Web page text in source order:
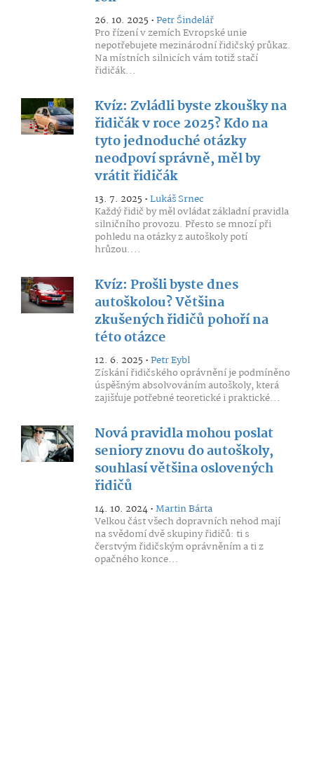
26. 10. 2025 •Petr Šindelář
Pro řízení v zemích Evropské unie
nepotřebujete mezinárodní řidičský průkaz.
Na místních silnicích vám totiž stačí
řidičák...
Kvíz: Zvládli byste zkoušky na
řidičák v roce 2025? Kdo na
tyto jednoduché otázky
neodpoví správně, měl by
vrátit řidičák
13. 7. 2025 •Lukáš Srnec
Každý řidič by měl ovládat základní pravidla
silničního provozu. Přesto se mnozí při
pohledu na otázky z autoškoly potí
hrůzou....
Kvíz: Prošli byste dnes
autoškolou? Většina
zkušených řidičů pohoří na
této otázce
12. 6. 2025 •Petr Eybl
Získání řidičského oprávnění je podmíněno
úspěšným absolvováním autoškoly, která
zajišťuje potřebné teoretické i praktické...
Nová pravidla mohou poslat
seniory znovu do autoškoly,
souhlasí většina oslovených
řidičů
14. 10. 2024 •Martin Bárta
Velkou část všech dopravních nehod mají
na svědomí dvě skupiny řidičů: ti s
čerstvým řidičským oprávněním a ti z
opačného konce...